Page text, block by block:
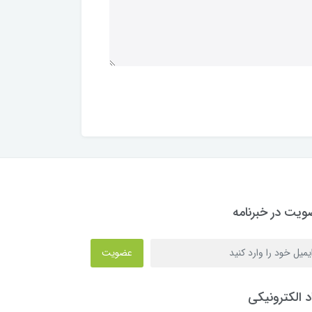
در خبرنامه
عضویت
الکترونیکی